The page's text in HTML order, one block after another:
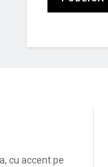
cu accent pe